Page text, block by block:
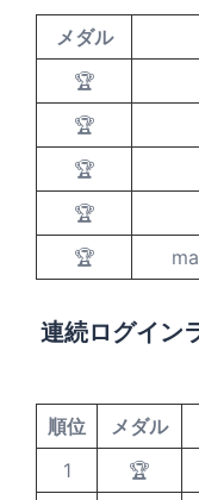
メダル
🏆
🏆
🏆
🏆
🏆
連続ログイン
順位 メダル
1
🏆